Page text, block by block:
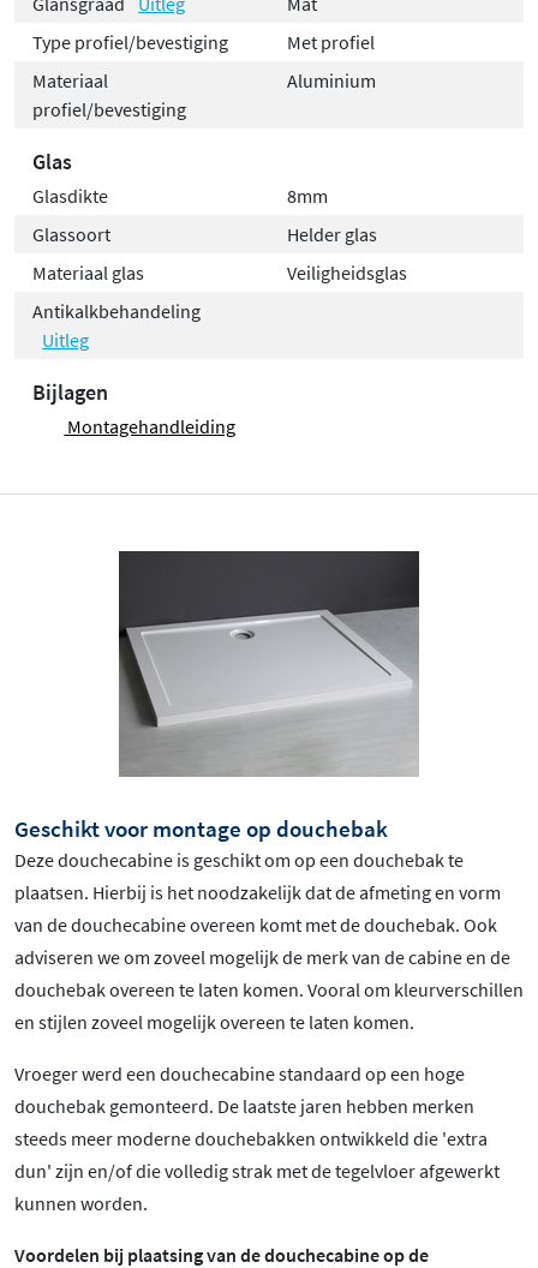
Type profiel/bevestiging
Met profiel
Materiaal
profiel/bevestiging
Aluminium
Glas
Glasdikte
8mm
Glassoort
Helder glas
Materiaal glas
Veiligheidsglas
Antikalkbehandeling
Uitleg
Bijlagen
Montagehandleiding
Geschikt voor montage op douchebak
Deze douchecabine is geschikt om op een douchebak te
plaatsen. Hierbij is het noodzakelijk dat de afmeting en vorm
van de douchecabine overeen komt met de douchebak. Ook
adviseren we om zoveel mogelijk de merk van de cabine en de
douchebak overeen te laten komen. Vooral om kleurverschillen
en stijlen zoveel mogelijk overeen te laten komen.
Vroeger werd een douchecabine standaard op een hoge
douchebak gemonteerd. De laatste jaren hebben merken
steeds meer moderne douchebakken ontwikkeld die 'extra
dun' zijn en/of die volledig strak met de tegelvloer afgewerkt
kunnen worden.
Voordelen bij plaatsing van de douchecabine op de